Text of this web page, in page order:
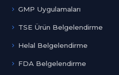
GMP Uygulamaları
TSE Ürün Belgelendirme
Helal Belgelendirme
FDA Belgelendirme